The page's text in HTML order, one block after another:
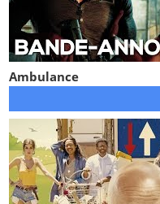
Ambulance